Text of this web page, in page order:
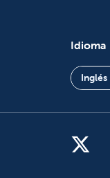
Idioma
Inglés